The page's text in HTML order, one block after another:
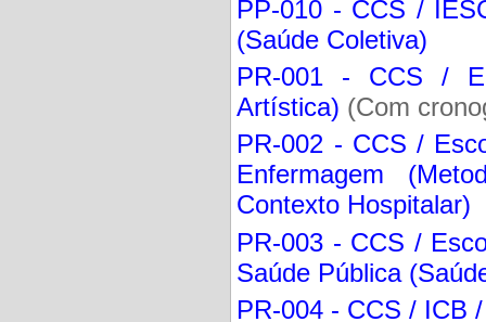
PP-010 - CCS /
(Saúde Coletiva)
PR-001 - CCS /
Artística) (Com
PR-002 - CCS /
Enfermagem
Contexto Hospitalar)
PR-003 - CCS /
Saúde Pública
PR-004 - CCS / ICB